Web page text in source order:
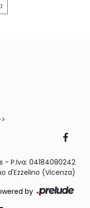
- P.Iva: 04184080242
d'Ezzelino (Vicenza)
by